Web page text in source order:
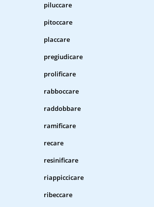
piluccare
pitoccare
placcare
pregiudicare
prolificare
rabboccare
raddobbare
ramificare
recare
resinificare
riappiccicare
ribeccare